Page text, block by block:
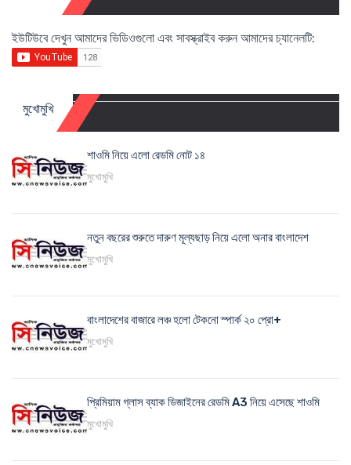
ইউটিউবে দেখুন আমাদের ভিডিওগুলো এবং সাবস্ক্রাইব করুন আমাদের চ্যানেলটি:
মুখোমুখি
শাওমি নিয়ে এলো রেডমি নোট ১৪
মুখোমুখি
নতুন বছরের শুরুতে দারুণ মূল্যছাড় নিয়ে এলো অনার বাংলাদেশ
মুখোমুখি
বাংলাদেশের বাজারে লঞ্চ হলো টেকনো স্পার্ক ২০ প্রো+
মুখোমুখি
প্রিমিয়াম গ্লাস ব্যাক ডিজাইনের রেডমি A3 নিয়ে এসেছে শাওমি
মুখোমুখি